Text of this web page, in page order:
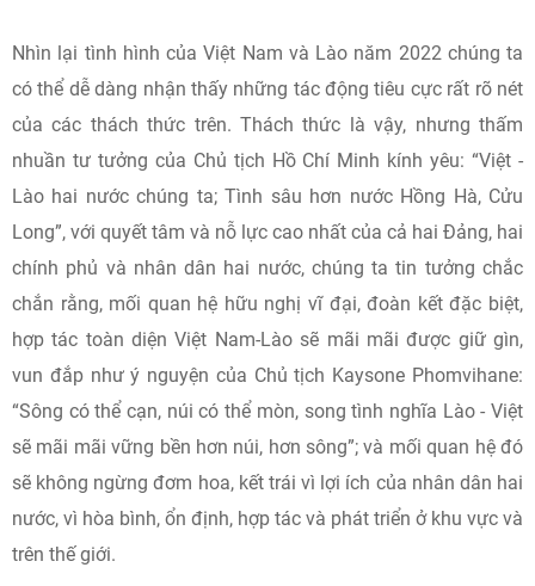
Nhìn lại tình hình của Việt Nam và Lào năm 2022 chúng ta
có thể dễ dàng nhận thấy những tác động tiêu cực rất rõ nét
của các thách thức trên. Thách thức là vậy, nhưng thấm
nhuần tư tưởng của Chủ tịch Hồ Chí Minh kính yêu: “Việt -
Lào hai nước chúng ta; Tình sâu hơn nước Hồng Hà, Cửu
Long”, với quyết tâm và nỗ lực cao nhất của cả hai Đảng, hai
chính phủ và nhân dân hai nước, chúng ta tin tưởng chắc
chắn rằng, mối quan hệ hữu nghị vĩ đại, đoàn kết đặc biệt,
hợp tác toàn diện Việt Nam-Lào sẽ mãi mãi được giữ gìn,
vun đắp như ý nguyện của Chủ tịch Kaysone Phomvihane:
“Sông có thể cạn, núi có thể mòn, song tình nghĩa Lào - Việt
sẽ mãi mãi vững bền hơn núi, hơn sông”; và mối quan hệ đó
sẽ không ngừng đơm hoa, kết trái vì lợi ích của nhân dân hai
nước, vì hòa bình, ổn định, hợp tác và phát triển ở khu vực và
trên thế giới.